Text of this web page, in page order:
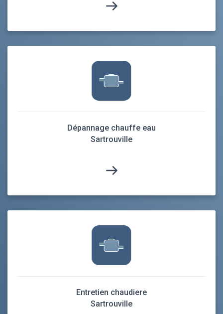
Dépannage chauffe eau
Sartrouville
Entretien chaudiere
Sartrouville